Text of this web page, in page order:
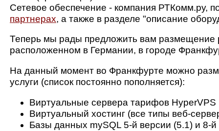
Сетевое обеспечение - компания РТКомм.ру,
партнерах, а также в разделе "описание
Теперь мы рады предложить вам размещение
расположенном в Германии, в городе
На данный момент во Франкфурте можно
услуги (список постоянно пополняется):
Виртуальные сервера тарифов HyperVPS
Виртуальный хостинг (все типы веб-
Базы данных mySQL 5-й версии (5.1) и 8-й